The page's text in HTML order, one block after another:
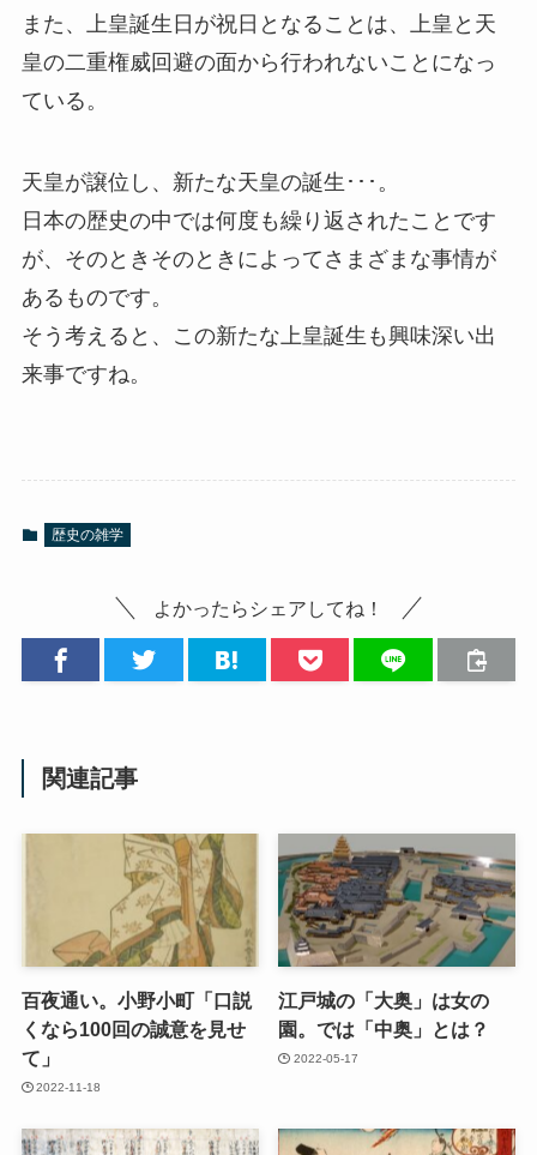
また、上皇誕生日が祝日となることは、上皇と天
皇の二重権威回避の面から行われないことになっ
ている。
天皇が譲位し、新たな天皇の誕生･･･。
日本の歴史の中では何度も繰り返されたことです
が、そのときそのときによってさまざまな事情が
あるものです。
そう考えると、この新たな上皇誕生も興味深い出
来事ですね。
歴史の雑学
よかったらシェアしてね！
関連記事
百夜通い。小野小町「口説
くなら100回の誠意を見せ
て」
2022-11-18
江戸城の「大奥」は女の
園。では「中奥」とは？
2022-05-17